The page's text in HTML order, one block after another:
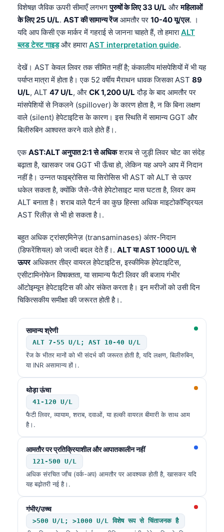
विशेषज्ञ जैविक ऊपरी सीमाएँ लगभगपुरुषों के लिए 33 U/L औरमहिलाओं
के लिए 25 U/L. AST की सामान्य रेंजआमतौर पर 10-40 यू/एल. ।
यदि आप किसी एक मार्कर में गहराई से जानना चाहते हैं, तो हमाराALT
ब्लड टेस्ट गाइडऔर हमाराAST interpretation guide.
देखें। AST केवल लिवर तक सीमित नहीं है; कंकालीय मांसपेशियों में भी यह
पर्याप्त मात्रा में होता है। एक 52 वर्षीय मैराथन धावक जिसका AST 89
U/L, ALT 47 U/L, और CK 1,200 U/L दौड़ के बाद आमतौर पर
मांसपेशियों से निकलने (spillover) के कारण होता है, न कि बिना लक्षण
वाले (silent) हेपेटाइटिस के कारण। इस स्थिति में सामान्य GGT और
बिलीरुबिन आश्वस्त करने वाले होते हैं।.
एकAST:ALT अनुपात 2:1 से अधिकशराब से जुड़ी लिवर चोट का संदेह
बढ़ाता है, खासकर जब GGT भी ऊँचा हो, लेकिन यह अपने आप में निदान
नहीं है। उन्नत फाइब्रोसिस या सिरोसिस भी AST को ALT से ऊपर
धकेल सकता है, क्योंकि जैसे-जैसे हेपेटोसाइट मास घटता है, लिवर कम
ALT बनाता है। शराब वाले पैटर्न का कुछ हिस्सा अधिक माइटोकॉन्ड्रियल
AST रिलीज़ से भी हो सकता है।.
बहुत अधिक ट्रांसएमिनेज़ (transaminases) अंतर-निदान
(डिफरेंशियल) को जल्दी बदल देते हैं।. ALT या AST 1000 U/L से
ऊपरअधिकतर तीव्र वायरल हेपेटाइटिस, इस्कीमिक हेपेटाइटिस,
एसीटामिनोफेन विषाक्तता, या सामान्य फैटी लिवर की बजाय गंभीर
ऑटोइम्यून हेपेटाइटिस की ओर संकेत करता है। इन मरीजों को उसी दिन
चिकित्सकीय समीक्षा की जरूरत होती है।.
सामान्य श्रेणी
ALT 7-55 U/L; AST 10-40 U/L
रेंज के भीतर मानों को भी संदर्भ की जरूरत होती है, यदि लक्षण, बिलीरुबिन,
या INR असामान्य हों।.
थोड़ा ऊंचा
41-120 U/L
फैटी लिवर, व्यायाम, शराब, दवाओं, या हल्की वायरल बीमारी के साथ आम
है।.
आमतौर पर प्रतिक्रियाशील और आपातकालीन नहीं
121-500 U/L
अधिक संरचित जाँच (वर्क-अप) आमतौर पर आवश्यक होती है, खासकर यदि
यह बढ़ोतरी नई है।.
गंभीर/उच्च
>500 U/L; >1000 U/L विशेष रूप से चिंताजनक है